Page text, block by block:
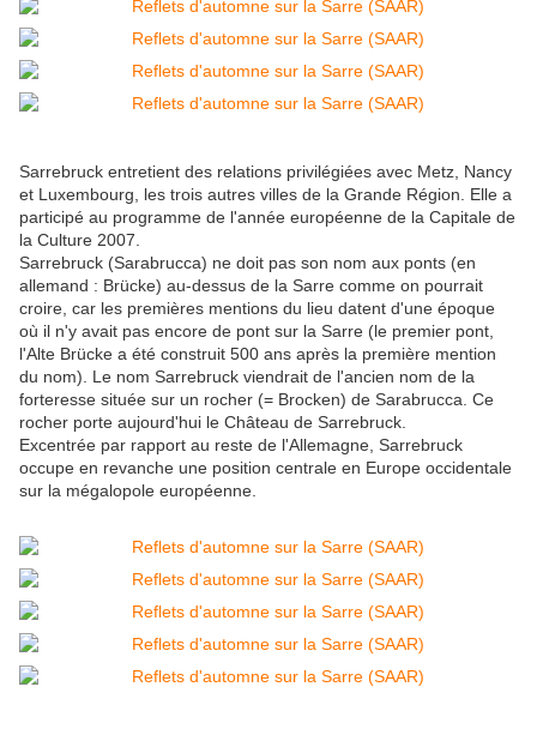
Sarrebruck entretient des relations privilégiées avec Metz, Nancy
et Luxembourg, les trois autres villes de la Grande Région. Elle a
participé au programme de l'année européenne de la Capitale de
la Culture 2007.
Sarrebruck (Sarabrucca) ne doit pas son nom aux ponts (en
allemand : Brücke) au-dessus de la Sarre comme on pourrait
croire, car les premières mentions du lieu datent d'une époque
où il n'y avait pas encore de pont sur la Sarre (le premier pont,
l'Alte Brücke a été construit 500 ans après la première mention
du nom). Le nom Sarrebruck viendrait de l'ancien nom de la
forteresse située sur un rocher (= Brocken) de Sarabrucca. Ce
rocher porte aujourd'hui le Château de Sarrebruck.
Excentrée par rapport au reste de l'Allemagne, Sarrebruck
occupe en revanche une position centrale en Europe occidentale
sur la mégalopole européenne.